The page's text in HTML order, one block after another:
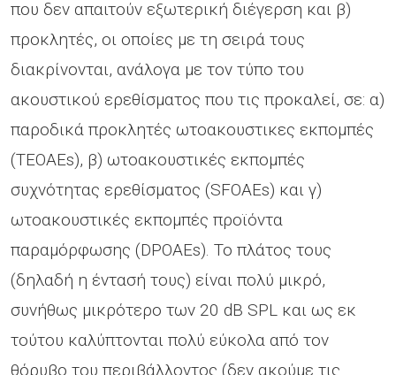
που δεν απαιτούν εξωτερική διέγερση και β)
προκλητές, οι οποίες με τη σειρά τους
διακρίνονται, ανάλογα με τον τύπο του
ακουστικού ερεθίσματος που τις προκαλεί, σε: α)
παροδικά προκλητές ωτοακουστικες εκπομπές
(ΤΕΟΑΕs), β) ωτοακουστικές εκπομπές
συχνότητας ερεθίσματος (SFOAEs) και γ)
ωτοακουστικές εκπομπές προϊόντα
παραμόρφωσης (DPOAEs). Το πλάτος τους
(δηλαδή η έντασή τους) είναι πολύ μικρό,
συνήθως μικρότερο των 20 dB SPL και ως εκ
τούτου καλύπτονται πολύ εύκολα από τον
θόρυβο του περιβάλλοντος (δεν ακούμε τις